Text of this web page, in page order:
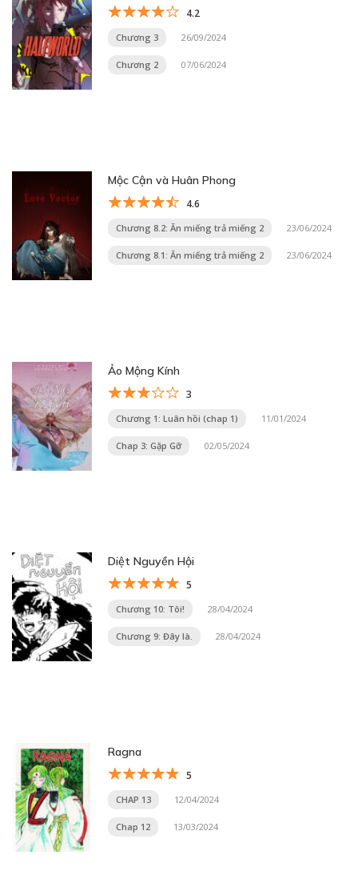
4.2
Chương 3 26/09/2024
Chương 2 07/06/2024
Mộc Cận và Huân Phong
4.6
Chương 8.2: Ăn miếng trả miếng 2 23/06/2024
Chương 8.1: Ăn miếng trả miếng 2 23/06/2024
Ảo Mộng Kính
3
Chương 1: Luân hồi (chap 1) 11/01/2024
Chap 3: Gặp Gỡ 02/05/2024
Diệt Nguyền Hội
5
Chương 10: Tôi! 28/04/2024
Chương 9: Đây là. 28/04/2024
Ragna
5
CHAP 13 12/04/2024
Chap 12 13/03/2024